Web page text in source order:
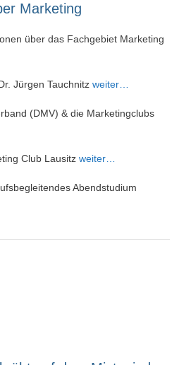
Marketing
über das Fachgebiet Marketing
Jürgen Tauchnitz weiter…
(DMV) & die Marketingclubs
Club Lausitz weiter…
Abendstudium